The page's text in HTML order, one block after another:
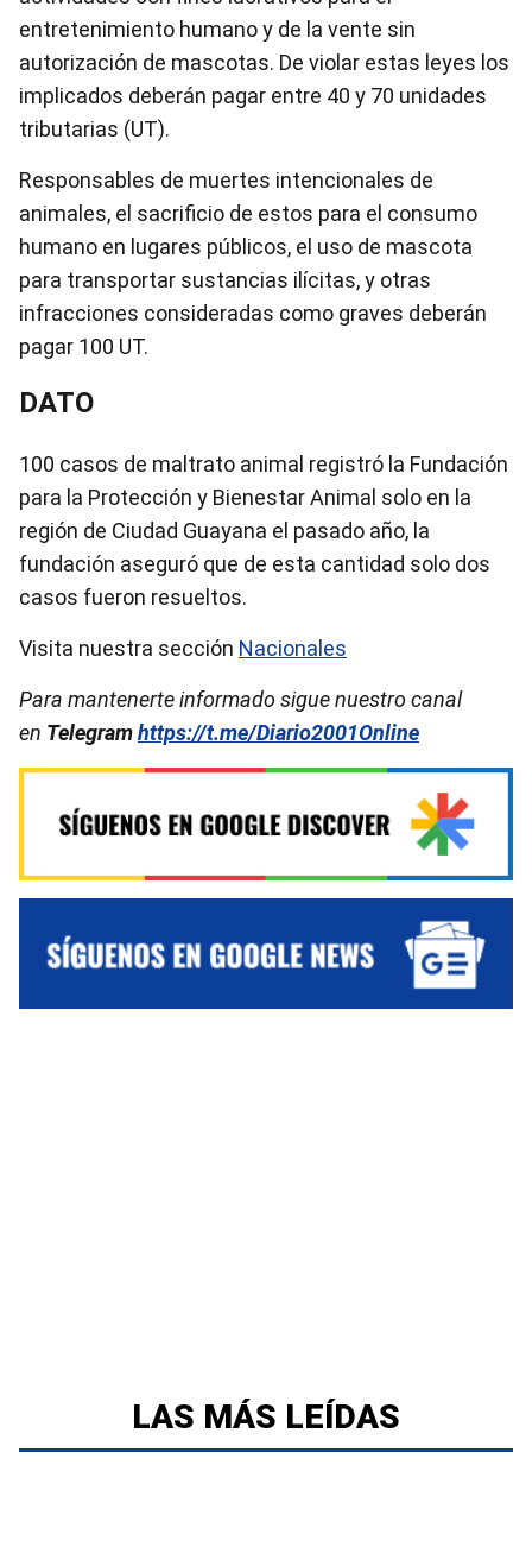
entretenimiento humano y de la vente sin
autorización de mascotas. De violar estas leyes los
implicados deberán pagar entre 40 y 70 unidades
tributarias (UT).
Responsables de muertes intencionales de
animales, el sacrificio de estos para el consumo
humano en lugares públicos, el uso de mascota
para transportar sustancias ilícitas, y otras
infracciones consideradas como graves deberán
pagar 100 UT.
DATO
100 casos de maltrato animal registró la Fundación
para la Protección y Bienestar Animal solo en la
región de Ciudad Guayana el pasado año, la
fundación aseguró que de esta cantidad solo dos
casos fueron resueltos.
Visita nuestra sección Nacionales
Para mantenerte informado sigue nuestro canal
en Telegramhttps://t.me/Diario2001Online
LAS MÁS LEÍDAS